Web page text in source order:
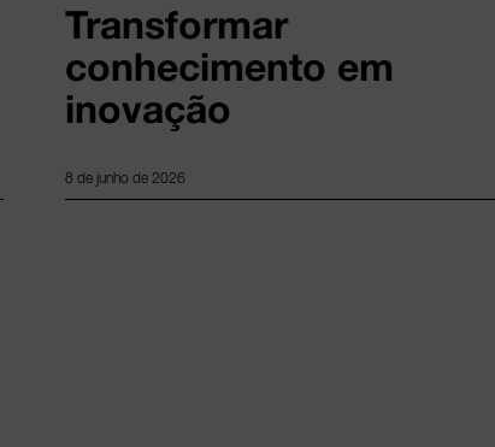
Transformar
conhecimento em
inovação
8 de junho de 2026